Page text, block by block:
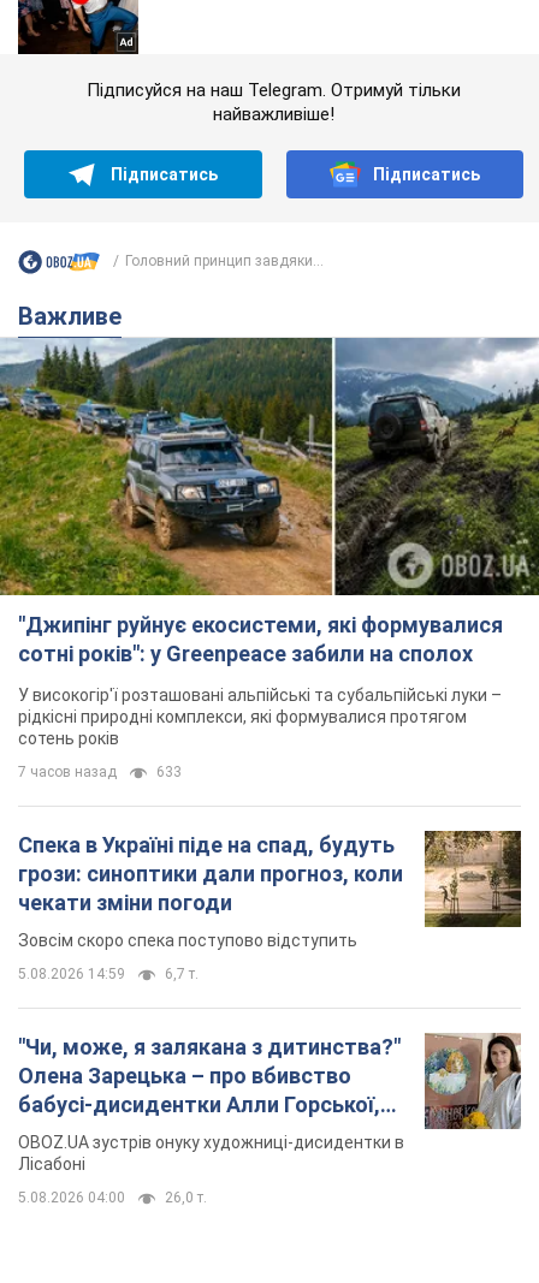
Підписуйся на наш Telegram. Отримуй тільки
найважливіше!
Підписатись Підписатись
Головний принцип завдяки...
Важливе
"Джипінг руйнує екосистеми, які формувалися
сотні років": у Greenpeace забили на сполох
У високогір'ї розташовані альпійські та субальпійські луки –
рідкісні природні комплекси, які формувалися протягом
сотень років
7 часов назад 633
Спека в Україні піде на спад, будуть
грози: синоптики дали прогноз, коли
чекати зміни погоди
Зовсім скоро спека поступово відступить
5.08.2026 14:59 6,7 т.
"Чи, може, я залякана з дитинства?"
Олена Зарецька – про вбивство
бабусі-дисидентки Алли Горської,
критику Дмитра Стуса та втечу в
Португалію з 5 дітьми
OBOZ.UA зустрів онуку художниці-дисидентки в
Лісабоні
5.08.2026 04:00 26,0 т.